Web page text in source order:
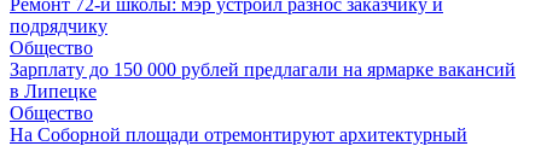
Ремонт 72‑й школы: мэр устроил разнос заказчику и
подрядчику
Общество
Зарплату до 150 000 рублей предлагали на ярмарке вакансий
в Липецке
Общество
На Соборной площади отремонтируют архитектурный